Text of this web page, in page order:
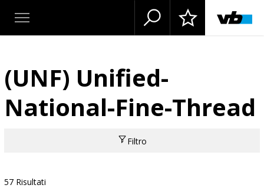
(UNF) Unified-
National-Fine-Thread
Filtro
57 Risultati